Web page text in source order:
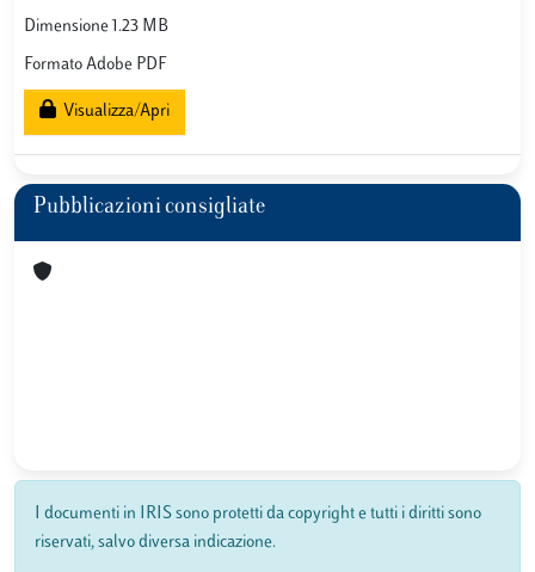
Dimensione 1.23 MB
Formato Adobe PDF
Visualizza/Apri
Pubblicazioni consigliate
I documenti in IRIS sono protetti da copyright e tutti i diritti sono
riservati, salvo diversa indicazione.